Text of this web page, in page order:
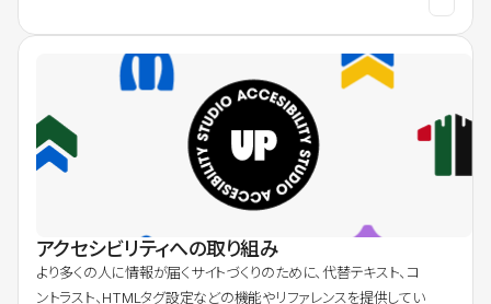
アクセシビリティへの取り組み
より多くの人に情報が届くサイトづくりのために、代替テキスト、コ
ントラスト、HTMLタグ設定などの機能やリファレンスを提供してい